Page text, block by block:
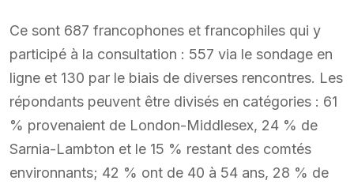
Ce sont 687 francophones et francophiles qui y
participé à la consultation : 557 via le sondage en
ligne et 130 par le biais de diverses rencontres. Les
répondants peuvent être divisés en catégories : 61
% provenaient de London-Middlesex, 24 % de
Sarnia-Lambton et le 15 % restant des comtés
environnants; 42 % ont de 40 à 54 ans, 28 % de